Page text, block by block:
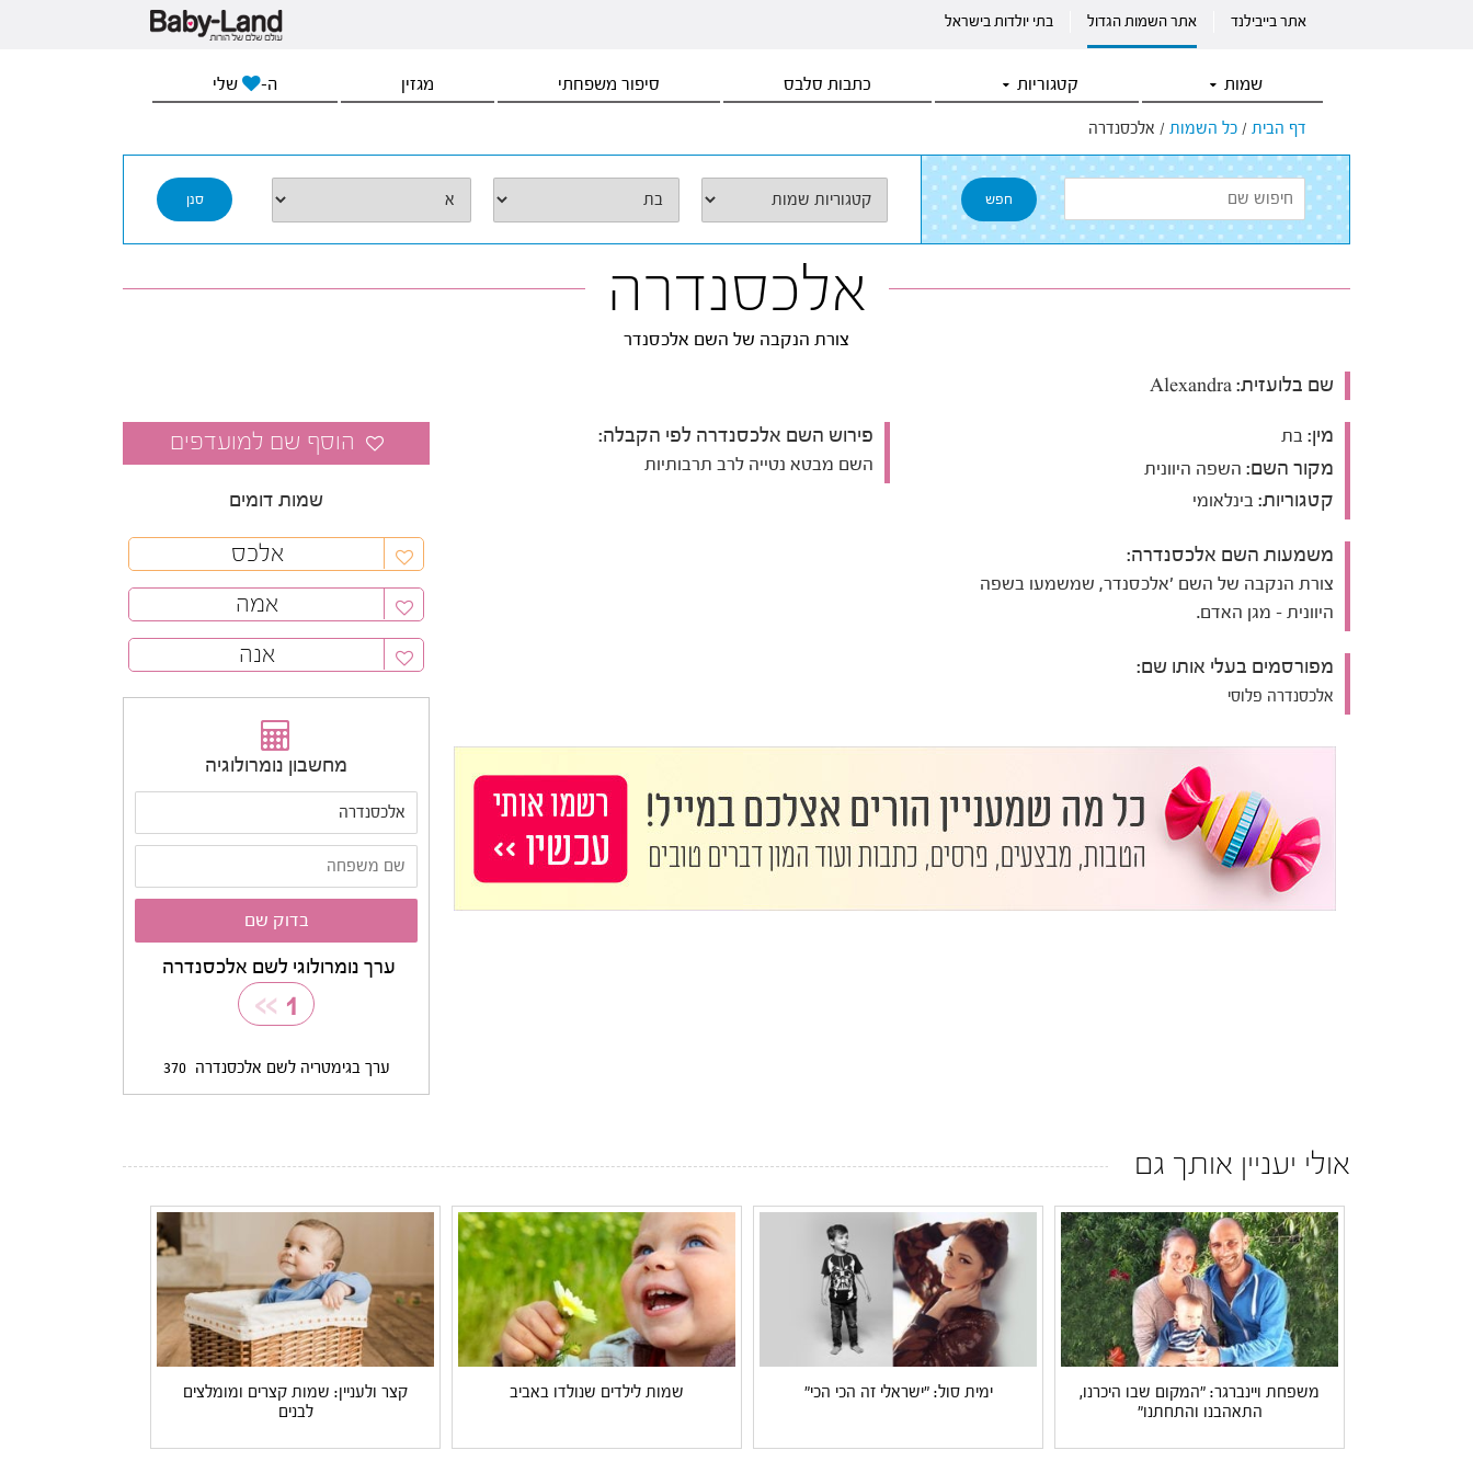
אתר בייבילנד אתר השמות הגדול בתי יולדות בישראל
שמות קטגוריות כתבות סלבס סיפור משפחתי מגזין ה- שלי
דף הבית / כל השמות / אלכסנדרה
אלכסנדרה
צורת הנקבה של השם אלכסנדר
שם בלועזית:
מין: בת
מקור השם: השפה היוונית
קטגוריות: בינלאומי
משמעות השם אלכסנדרה:
צורת הנקבה של השם 'אלכסנדר, שמשמעו בשפה
היוונית - מגן האדם.
מפורסמים בעלי אותו שם:
אלכסנדרה פלוסי
פירוש השם אלכסנדרה לפי הקבלה:
השם מבטא נטייה לרב תרבותיות
שמות דומים
אלכס
אמה
אנה
מחשבון נומרולוגיה
ערך נומרולוגי לשם אלכסנדרה
1
>>
ערך בגימטריה לשם אלכסנדרה 370
אולי יעניין אותך גם
משפחת ויינברגר: "המקום שבו היכרנו,
התאהבנו והתחתנו"
ימית סול: "ישראלי זה הכי הכי" שמות לילדים שנולדו באביב
קצר ולעניין: שמות קצרים ומומלצים
לבנים